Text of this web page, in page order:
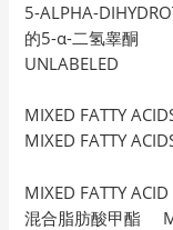
5-ALPHA-
的5-α-二氢睾酮 5-
UNLABELED
MIXED FATTY
MIXED FATTY
MIXED FATTY
混合脂肪酸甲酯